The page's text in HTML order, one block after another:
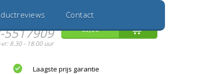
Inloggen
nodig?
5517909
8.30 - 18.00 uur
€0,00
Contact
Laagste prijs garantie